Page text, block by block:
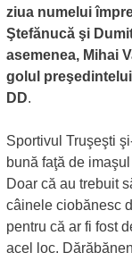
ziua numelui
Ştefănucă şi
asemenea, Mihai
golul
DD.
Sportivul Truşeşti
bună faţă de
Doar că au trebuit
câinele ciobănesc
pentru că ar fi fost
acel loc.